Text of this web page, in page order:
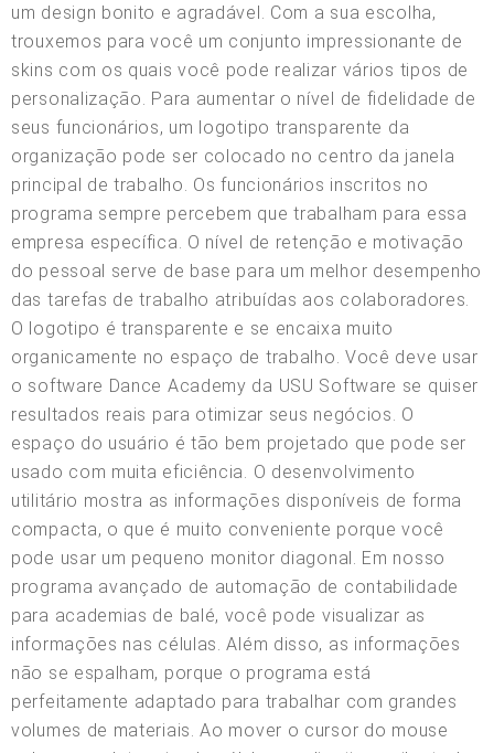
um design bonito e agradável. Com a sua escolha,
trouxemos para você um conjunto impressionante de
skins com os quais você pode realizar vários tipos de
personalização. Para aumentar o nível de fidelidade de
seus funcionários, um logotipo transparente da
organização pode ser colocado no centro da janela
principal de trabalho. Os funcionários inscritos no
programa sempre percebem que trabalham para essa
empresa específica. O nível de retenção e motivação
do pessoal serve de base para um melhor desempenho
das tarefas de trabalho atribuídas aos colaboradores.
O logotipo é transparente e se encaixa muito
organicamente no espaço de trabalho. Você deve usar
o software Dance Academy da USU Software se quiser
resultados reais para otimizar seus negócios. O
espaço do usuário é tão bem projetado que pode ser
usado com muita eficiência. O desenvolvimento
utilitário mostra as informações disponíveis de forma
compacta, o que é muito conveniente porque você
pode usar um pequeno monitor diagonal. Em nosso
programa avançado de automação de contabilidade
para academias de balé, você pode visualizar as
informações nas células. Além disso, as informações
não se espalham, porque o programa está
perfeitamente adaptado para trabalhar com grandes
volumes de materiais. Ao mover o cursor do mouse